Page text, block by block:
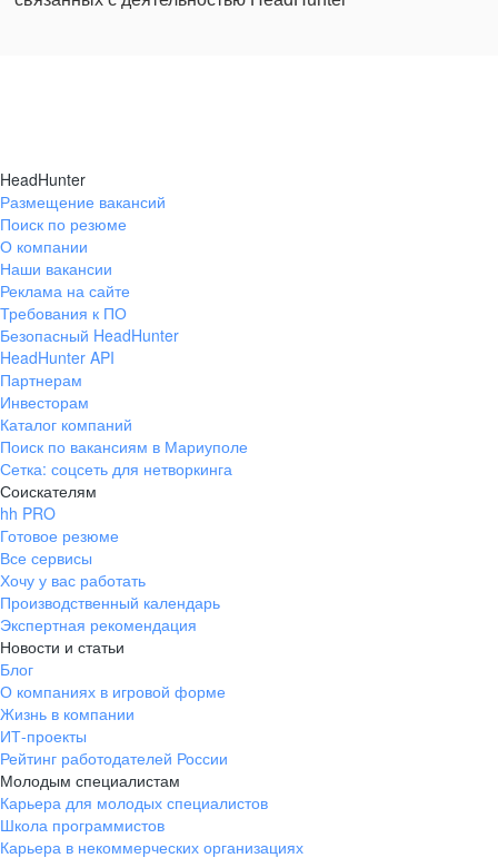
HeadHunter
Размещение вакансий
Поиск по резюме
О компании
Наши вакансии
Реклама на сайте
Требования к ПО
Безопасный HeadHunter
HeadHunter API
Партнерам
Инвесторам
Каталог компаний
Поиск по вакансиям в Мариуполе
Сетка: соцсеть для нетворкинга
Соискателям
hh PRO
Готовое резюме
Все сервисы
Хочу у вас работать
Производственный календарь
Экспертная рекомендация
Новости и статьи
Блог
О компаниях в игровой форме
Жизнь в компании
ИТ-проекты
Рейтинг работодателей России
Молодым специалистам
Карьера для молодых специалистов
Школа программистов
Карьера в некоммерческих организациях